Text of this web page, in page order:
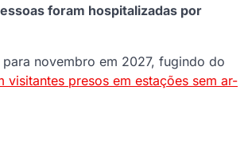
foram hospitalizadas por
novembro em 2027, fugindo do
visitantes presos em estações sem ar-